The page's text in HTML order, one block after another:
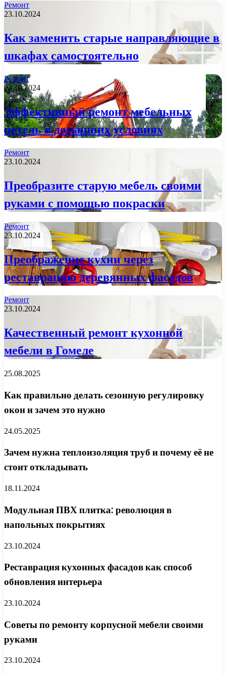
Ремонт
23.10.2024
Как заменить старые направляющие в
шкафах самостоятельно
Ремонт
23.10.2024
Эффективный ремонт мебельных
петель в домашних условиях
Ремонт
23.10.2024
Преобразите старую мебель своими
руками с помощью покраски
Ремонт
23.10.2024
Преображение кухни через
реставрацию деревянных фасадов
Ремонт
23.10.2024
Качественный ремонт кухонной
мебели в Гомеле
25.08.2025
Как правильно делать сезонную регулировку
окон и зачем это нужно
24.05.2025
Зачем нужна теплоизоляция труб и почему её не
стоит откладывать
18.11.2024
Модульная ПВХ плитка: революция в
напольных покрытиях
23.10.2024
Реставрация кухонных фасадов как способ
обновления интерьера
23.10.2024
Советы по ремонту корпусной мебели своими
руками
23.10.2024